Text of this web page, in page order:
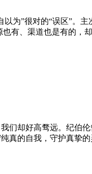
为”很对的“误区”。
有、渠道也是有的，
们却好高骛远。纪伯
真的自我，守护真挚的